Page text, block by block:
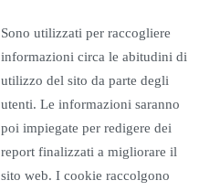
Sono utilizzati per raccogliere
informazioni circa le abitudini di
utilizzo del sito da parte degli
utenti. Le informazioni saranno
poi impiegate per redigere dei
report finalizzati a migliorare il
sito web. I cookie raccolgono